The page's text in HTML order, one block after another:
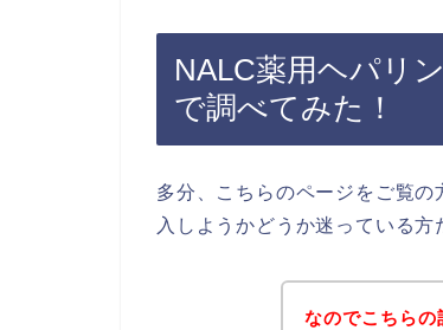
NALC薬用ヘパリ
で調べてみた！
多分、こちらのページをご覧
入しようかどうか迷っている方
なのでこちら